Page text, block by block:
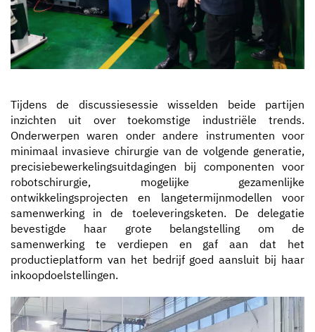
Tijdens de discussiesessie wisselden beide partijen
inzichten uit over toekomstige industriële trends.
Onderwerpen waren onder andere instrumenten voor
minimaal invasieve chirurgie van de volgende generatie,
precisiebewerkelingsuitdagingen bij componenten voor
robotschirurgie, mogelijke gezamenlijke
ontwikkelingsprojecten en langetermijnmodellen voor
samenwerking in de toeleveringsketen. De delegatie
bevestigde haar grote belangstelling om de
samenwerking te verdiepen en gaf aan dat het
productieplatform van het bedrijf goed aansluit bij haar
inkoopdoelstellingen.